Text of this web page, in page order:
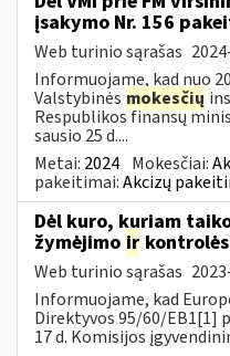
įsakymo Nr. 156
Web turinio sąrašas
Informuojame, kad nuo
Valstybinės mokesčių
Respublikos finansų
sausio 25 d....
Metai: 2024 Mokesčiai:
pakeitimai:Akcizų
Dėl kuro, kuriam
žymėjimo ir kontrolės
Web turinio sąrašas
Informuojame, kad
Direktyvos 95/60/EB1[1]
17 d. Komisijos